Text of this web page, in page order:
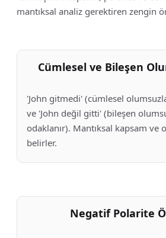
mantıksal analiz gerektiren zengin
Cümlesel ve Bileşen
'John gitmedi' (cümlesel
ve 'John değil gitti' (bileşen
odaklanır). Mantıksal kapsam ve
belirler.
Negatif Polarite